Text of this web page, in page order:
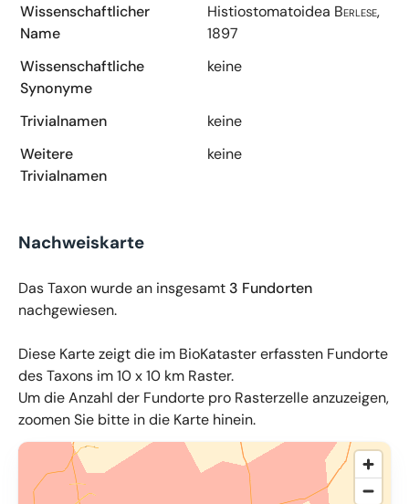
Wissenschaftlicher
Name
Histiostomatoidea Berlese,
1897
Wissenschaftliche
Synonyme
keine
Trivialnamen
keine
Weitere
Trivialnamen
keine
Nachweiskarte
Das Taxon wurde an insgesamt 3 Fundorten
nachgewiesen.
Diese Karte zeigt die im BioKataster erfassten Fundorte
des Taxons im 10 x 10 km Raster.
Um die Anzahl der Fundorte pro Rasterzelle anzuzeigen,
zoomen Sie bitte in die Karte hinein.
© OpenMapTiles OpenStreetMap 34u GmbH